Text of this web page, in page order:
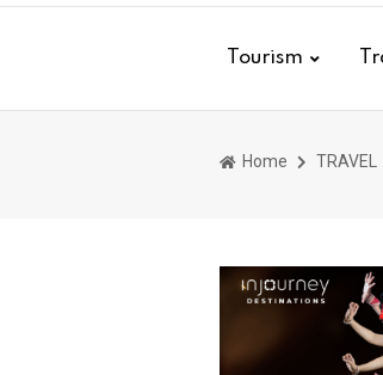
Tourism
Home TRAVEL